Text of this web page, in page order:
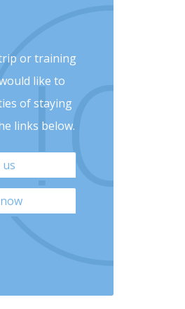
or training
like to
of staying
links below.